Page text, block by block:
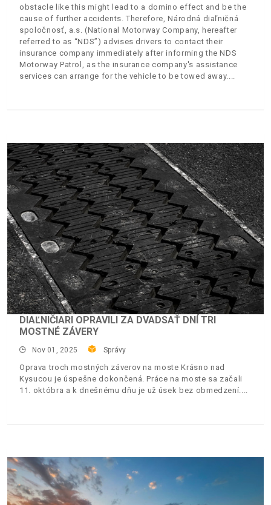
obstacle like this might lead to a domino effect and be the
cause of further accidents. Therefore, Národná diaľničná
spoločnosť, a.s. (National Motorway Company, hereafter
referred to as “NDS”) advises drivers to contact their
insurance company immediately after informing the NDS
Motorway Patrol, as the insurance company's assistance
services can arrange for the vehicle to be towed away.
DIAĽNIČIARI OPRAVILI ZA DVADSAŤ DNÍ TRI
MOSTNÉ ZÁVERY
Nov 01, 2025 Správy
Oprava troch mostných záverov na moste Krásno nad
Kysucou je úspešne dokončená. Práce na moste sa začali
11. októbra a k dnešnému dňu je už úsek bez obmedzení.